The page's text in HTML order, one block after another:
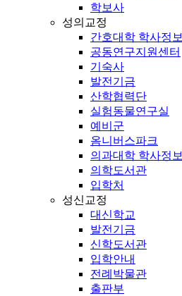
학보사
성의교정
간호대학 학사정보
공동연구지원센터
기숙사
발전기금
산학협력단
실험동물연구실
예비군
옴니버스파크
의과대학 학사정보
의학도서관
입학처
성신교정
대신학교
발전기금
신학도서관
입학안내
전례박물관
출판부